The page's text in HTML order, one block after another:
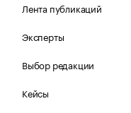
Лента публикаций
Эксперты
Выбор редакции
Кейсы